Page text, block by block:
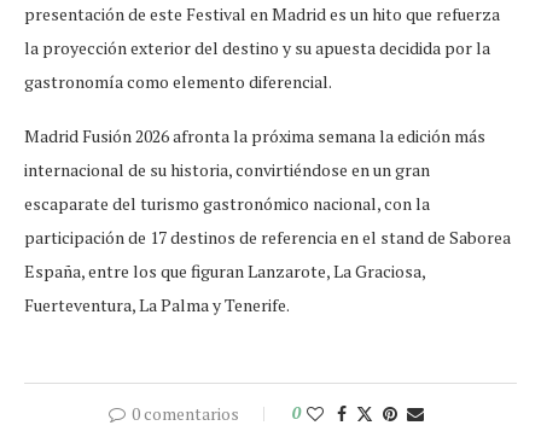
presentación de este Festival en Madrid es un hito que refuerza
la proyección exterior del destino y su apuesta decidida por la
gastronomía como elemento diferencial.
Madrid Fusión 2026 afronta la próxima semana la edición más
internacional de su historia, convirtiéndose en un gran
escaparate del turismo gastronómico nacional, con la
participación de 17 destinos de referencia en el stand de Saborea
España, entre los que figuran Lanzarote, La Graciosa,
Fuerteventura, La Palma y Tenerife.
0 comentarios 0